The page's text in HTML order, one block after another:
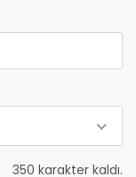
350 karakter kaldı.